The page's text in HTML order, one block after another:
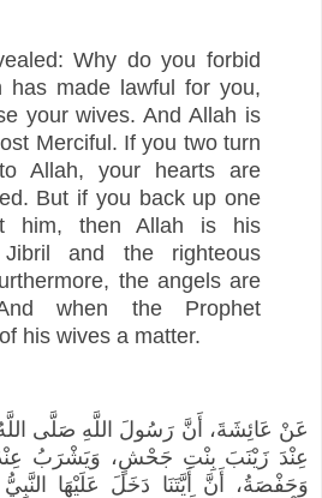
Why do you forbid
has made lawful for you,
your wives. And Allah is
Merciful. If you two turn
Allah, your hearts are
But if you back up one
him, then Allah is his
and the righteous
the angels are
when the Prophet
his wives a matter.
عَنْ عَائِشَةَ، أَنَّ رَسُولَ اللَّهِ صَلَّى
عِنْدَ زَيْنَبَ بِنْتِ جَحْشٍ، وَيَشْرَبُ
وَحَفْصَةُ، أَنَّ أَيَّتَنَا دَخَلَ عَلَيْهَا